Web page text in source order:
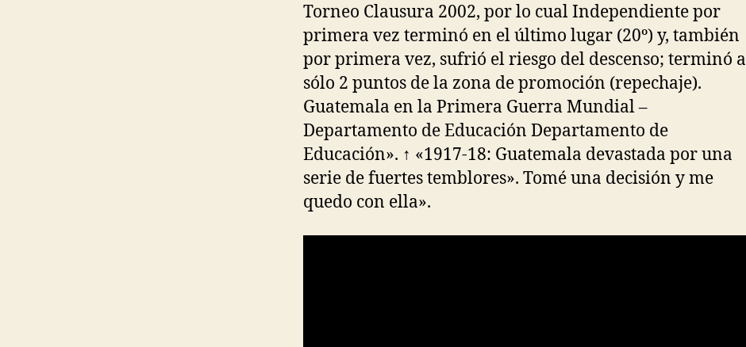
Torneo Clausura 2002, por lo cual Independiente por
primera vez terminó en el último lugar (20º) y, también
por primera vez, sufrió el riesgo del descenso; terminó a
sólo 2 puntos de la zona de promoción (repechaje).
Guatemala en la Primera Guerra Mundial –
Departamento de Educación Departamento de
Educación». ↑ «1917-18: Guatemala devastada por una
serie de fuertes temblores». Tomé una decisión y me
quedo con ella».